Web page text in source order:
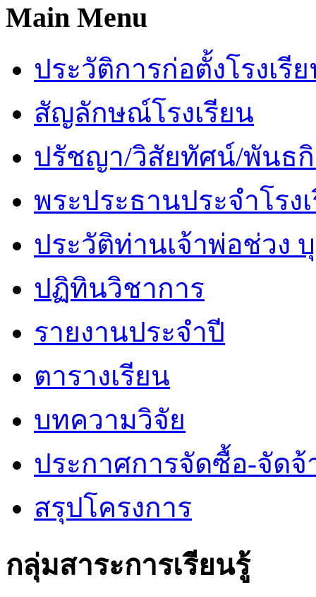
Main Menu
ประวัติการก่อตั้งโรงเรี
สัญลักษณ์โรงเรียน
ปรัชญา/วิสัยทัศน์/พันธ
พระประธานประจำโรง
ประวัติท่านเจ้าพ่อช่วง
ปฏิทินวิชาการ
รายงานประจำปี
ตารางเรียน
บทความวิจัย
ประกาศการจัดซื้อ-จัดจ้
สรุปโครงการ
กลุ่มสาระการเรียนรู้